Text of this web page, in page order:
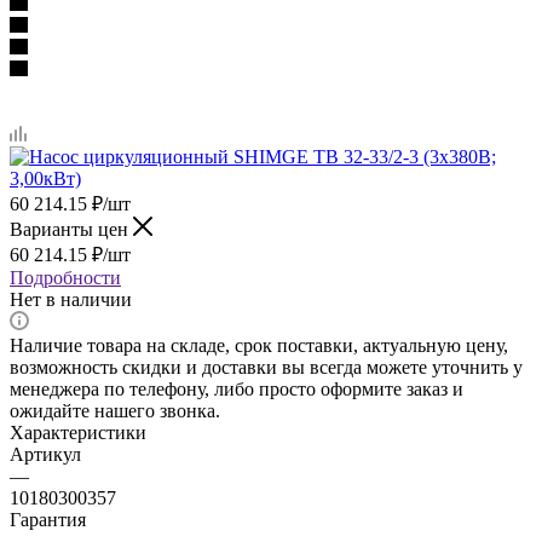
60 214.15 ₽/шт
Варианты цен
60 214.15 ₽/шт
Подробности
Нет в наличии
Наличие товара на складе, срок поставки, актуальную цену,
возможность скидки и доставки вы всегда можете уточнить у
менеджера по телефону, либо просто оформите заказ и
ожидайте нашего звонка.
Характеристики
Артикул
—
10180300357
Гарантия